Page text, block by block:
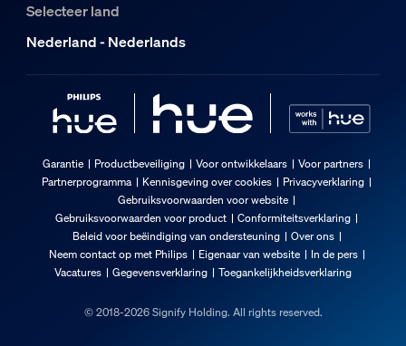
Selecteer land
Nederland - Nederlands
Garantie Productbeveiliging Voor ontwikkelaars
Voor partners
Partnerprogramma
Kennisgeving over cookies
Privacyverklaring
Gebruiksvoorwaarden voor website
Gebruiksvoorwaarden voor product
Conformiteitsverklaring
Beleid voor beëindiging van ondersteuning
Over ons
Neem contact op met Philips
Eigenaar van website
In de pers
Vacatures
Gegevensverklaring Toegankelijkheidsverklaring
© 2018-2026 Signify Holding. All rights reserved.